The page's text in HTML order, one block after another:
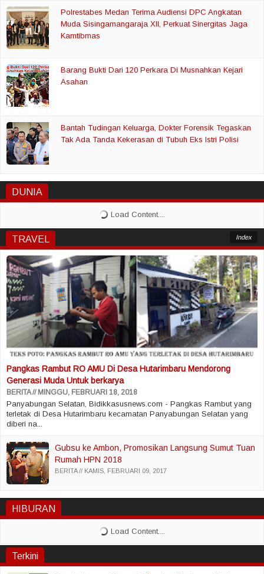
Polrestabes Medan Terima Audiensi DPC Angkatan
Muda Sisingamangaraja XII, Perkuat Sinergitas Jaga
Kamtibmas
Barang Bukti Dari 120 Perkara Di Musnahkan Kejari
Asahan
Bantah Tudingan Keluarga, Dokter Forensik Tegaskan
Tak Ada Tanda Kekerasan di Tubuh Eks Istri Polisi
DUNIA
TRAVEL Index
Pangkas Rambut RO AMU Di Desa Hutarimbaru Mendorong
Generasi Muda Untuk berkarya
BERITA MINGGU, FEBRUARI 18, 2018
Panyabungan Selatan, Bidikkasusnews.com - Pangkas Rambut yang
terletak di Desa Hutarimbaru kecamatan Panyabungan Selatan yang
diberi na...
Gubsu ke Ambon, Promosikan Langsung Sumut Tuan
Rumah HPN 2018
BERITA KAMIS, FEBRUARI 09, 2017
HIBURAN
Terkini